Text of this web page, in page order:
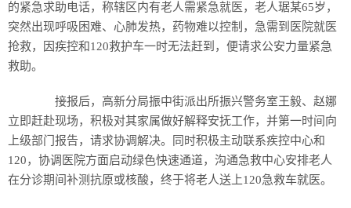
的紧急求助电话，称辖区内有老人需紧急就医，老人琚某65岁，
突然出现呼吸困难、心肺发热，药物难以控制，急需到医院就医
抢救，因疾控和120救护车一时无法赶到，便请求公安力量紧急
救助。
接报后，高新分局振中街派出所振兴警务室王毅、赵娜
立即赶赴现场，积极对其家属做好解释安抚工作，并第一时间向
上级部门报告，请求协调解决。同时积极主动联系疾控中心和
120，协调医院方面启动绿色快速通道，沟通急救中心安排老人
在分诊期间补测抗原或核酸，终于将老人送上120急救车就医。